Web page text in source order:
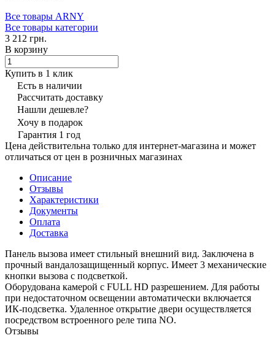
Все товары ARNY
Все товары категории
3 212 грн.
В корзину
Купить в 1 клик
Есть в наличии
Рассчитать доставку
Нашли дешевле?
Хочу в подарок
Гарантия 1 год
Цена действительна только для интернет-магазина и может
отличаться от цен в розничных магазинах
Описание
Отзывы
Характеристики
Документы
Оплата
Доставка
Панель вызова имеет стильный внешний вид. Заключена в
прочный вандалозащищенный корпус. Имеет 3 механические
кнопки вызова с подсветкой.
Оборудована камерой с FULL HD разрешением. Для работы
при недостаточном освещении автоматически включается
ИК-подсветка. Удаленное открытие двери осуществляется
посредством встроенного реле типа NO.
Отзывы